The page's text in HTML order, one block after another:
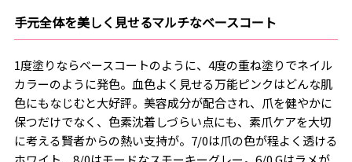
手元全体を美しく見せるマルチなベースコート
1度塗りならベースコートのように、4度の重ね塗りでネイル
カラーのように発色。血色よく見せる万能ピンクはどんな肌
色にもなじむと大好評。美容成分が配合され、爪を健やかに
保つだけでなく、色素沈着しづらい点にも、素爪ケアを大切
に考える賢者からの熱い支持が。 7/0は爪の色が程よく透ける